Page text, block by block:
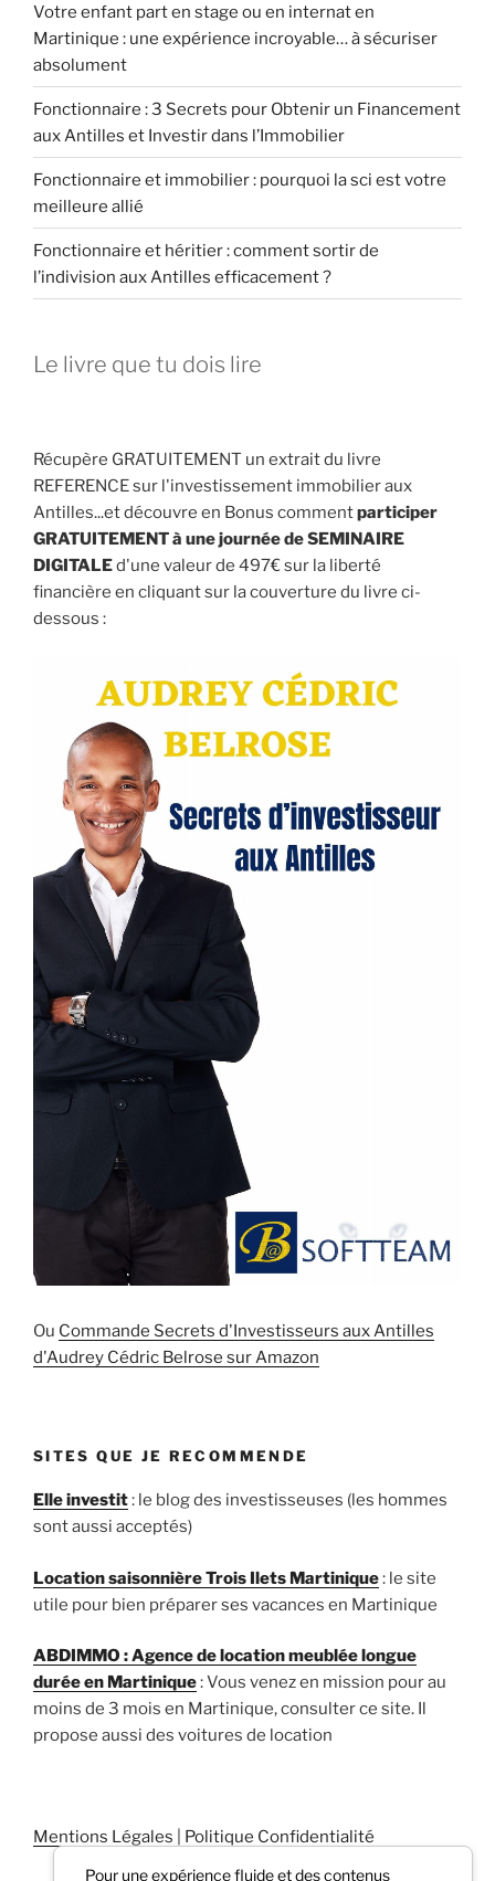
Votre enfant part en stage ou en internat en
Martinique : une expérience incroyable… à sécuriser
absolument
Fonctionnaire : 3 Secrets pour Obtenir un Financement
aux Antilles et Investir dans l’Immobilier
Fonctionnaire et immobilier : pourquoi la sci est votre
meilleure allié
Fonctionnaire et héritier : comment sortir de
l’indivision aux Antilles efficacement ?
Le livre que tu dois lire
Récupère GRATUITEMENT un extrait du livre
REFERENCE sur l'investissement immobilier aux
Antilles...et découvre en Bonus commentparticiper
GRATUITEMENT à une journée de SEMINAIRE
DIGITALEd'une valeur de 497€ sur la liberté
financière en cliquant sur la couverture du livre ci-
dessous :
Ou Commande Secrets d'Investisseurs aux Antilles
d'Audrey Cédric Belrose sur Amazon
SITES QUE JE RECOMMENDE
Elle investit: le blog des investisseuses (les hommes
sont aussi acceptés)
Location saisonnière Trois Ilets Martinique: le site
utile pour bien préparer ses vacances en Martinique
ABDIMMO : Agence de location meublée longue
durée en Martinique: Vous venez en mission pour au
moins de 3 mois en Martinique, consulter ce site. Il
propose aussi des voitures de location
Mentions Légales Politique Confidentialité
Pour une expérience fluide et des contenus